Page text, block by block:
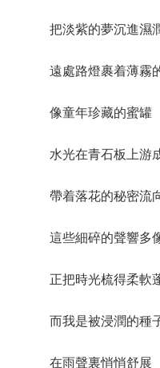
把淡紫的夢沉進濕
遠處路燈裹着薄霧
像童年珍藏的蜜罐
水光在青石板上游
帶着落花的秘密流
這些細碎的聲響多
正把時光梳得柔軟
而我是被浸潤的種
在雨聲裏悄悄舒展